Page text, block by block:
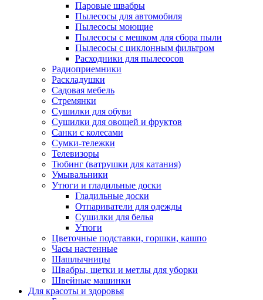
Паровые швабры
Пылесосы для автомобиля
Пылесосы моющие
Пылесосы с мешком для сбора пыли
Пылесосы с циклонным фильтром
Расходники для пылесосов
Радиоприемники
Раскладушки
Садовая мебель
Стремянки
Сушилки для обуви
Сушилки для овощей и фруктов
Санки с колесами
Сумки-тележки
Телевизоры
Тюбинг (ватрушки для катания)
Умывальники
Утюги и гладильные доски
Гладильные доски
Отпариватели для одежды
Сушилки для белья
Утюги
Цветочные подставки, горшки, кашпо
Часы настенные
Шашлычницы
Швабры, щетки и метлы для уборки
Швейные машинки
Для красоты и здоровья